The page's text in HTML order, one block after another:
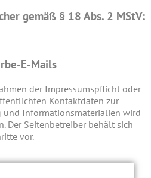
gemäß § 18 Abs. 2 MStV:
E-Mails
der Impressumspflicht oder
Kontaktdaten zur
und Informationsmaterialien wird
Der Seitenbetreiber behält sich
vor.